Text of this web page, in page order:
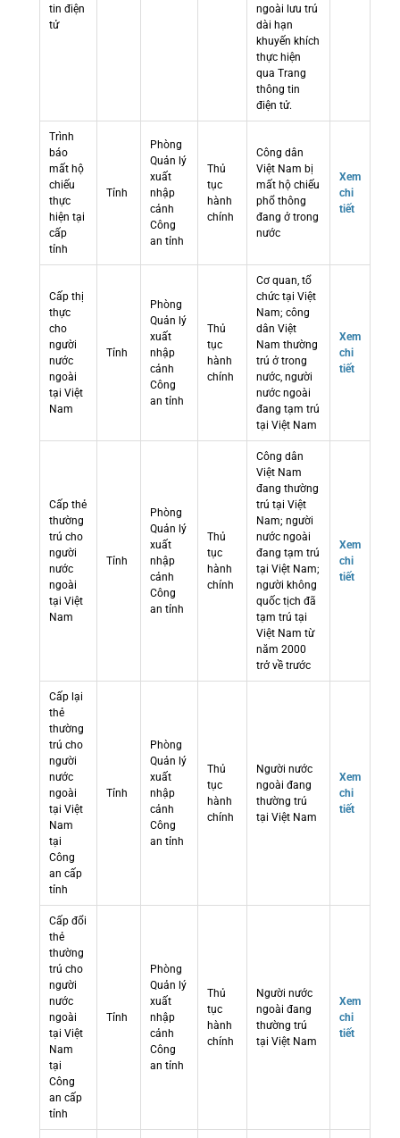
tin điện
tử
ngoài lưu trú
dài hạn
khuyến khích
thực hiện
qua Trang
thông tin
điện tử.
Trình
báo
mất hộ
chiếu
thực
hiện tại
cấp
tỉnh
Tỉnh
Phòng
Quản lý
xuất
nhập
cảnh
Công
an tỉnh
Thủ
tục
hành
chính
Công dân
Việt Nam bị
mất hộ chiếu
phổ thông
đang ở trong
nước
Xem
chi
tiết
Cấp thị
thực
cho
người
nước
ngoài
tại Việt
Nam
Tỉnh
Phòng
Quản lý
xuất
nhập
cảnh
Công
an tỉnh
Thủ
tục
hành
chính
Cơ quan, tổ
chức tại Việt
Nam; công
dân Việt
Nam thường
trú ở trong
nước, người
nước ngoài
đang tạm trú
tại Việt Nam
Xem
chi
tiết
Cấp thẻ
thường
trú cho
người
nước
ngoài
tại Việt
Nam
Tỉnh
Phòng
Quản lý
xuất
nhập
cảnh
Công
an tỉnh
Thủ
tục
hành
chính
Công dân
Việt Nam
đang thường
trú tại Việt
Nam; người
nước ngoài
đang tạm trú
tại Việt Nam;
người không
quốc tịch đã
tạm trú tại
Việt Nam từ
năm 2000
trở về trước
Xem
chi
tiết
Cấp lại
thẻ
thường
trú cho
người
nước
ngoài
tại Việt
Nam
tại
Công
an cấp
tỉnh
Tỉnh
Phòng
Quản lý
xuất
nhập
cảnh
Công
an tỉnh
Thủ
tục
hành
chính
Người nước
ngoài đang
thường trú
tại Việt Nam
Xem
chi
tiết
Cấp đổi
thẻ
thường
trú cho
người
nước
ngoài
tại Việt
Nam
tại
Công
an cấp
tỉnh
Tỉnh
Phòng
Quản lý
xuất
nhập
cảnh
Công
an tỉnh
Thủ
tục
hành
chính
Người nước
ngoài đang
thường trú
tại Việt Nam
Xem
chi
tiết